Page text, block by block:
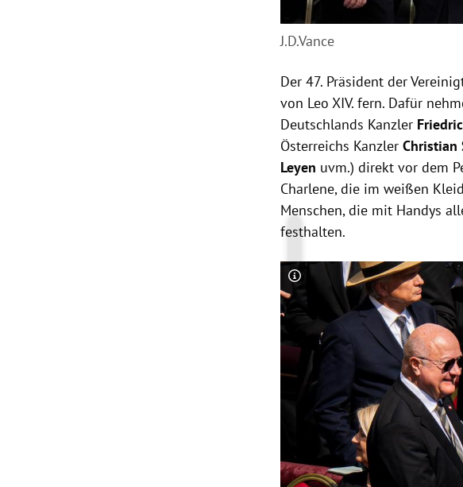
J.D.Vance
Der 47. Präsident der
von Leo XIV. fern. Dafür
Deutschlands Kanzler
Österreichs KanzlerChristian
Leyen uvm.) direkt vor dem
Charlene, die im weißen
Menschen, die mit Handys
festhalten.
Copyright-Hinweis öffnen/